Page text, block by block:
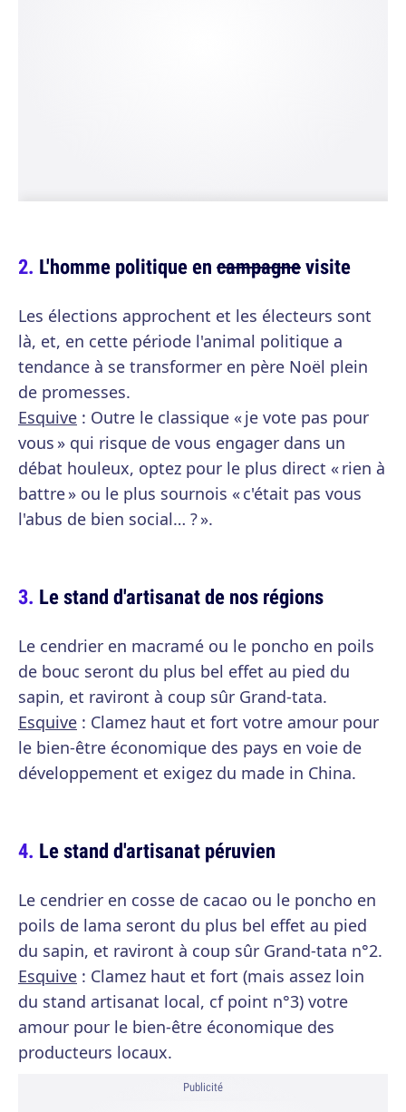
L'homme politique encampagnevisite
Les élections approchent et les électeurs sont
là, et, en cette période l'animal politique a
tendance à se transformer en père Noël plein
de promesses.
Esquive : Outre le classique « je vote pas pour
vous » qui risque de vous engager dans un
débat houleux, optez pour le plus direct « rien à
battre » ou le plus sournois « c'était pas vous
l'abus de bien social… ? ».
Le stand d'artisanat de nos régions
Le cendrier en macramé ou le poncho en poils
de bouc seront du plus bel effet au pied du
sapin, et raviront à coup sûr Grand-tata.
Esquive : Clamez haut et fort votre amour pour
le bien-être économique des pays en voie de
développement et exigez du made in China.
Le stand d'artisanat péruvien
Le cendrier en cosse de cacao ou le poncho en
poils de lama seront du plus bel effet au pied
du sapin, et raviront à coup sûr Grand-tata n°2.
Esquive : Clamez haut et fort (mais assez loin
du stand artisanat local, cf point n°3) votre
amour pour le bien-être économique des
producteurs locaux.
Publicité